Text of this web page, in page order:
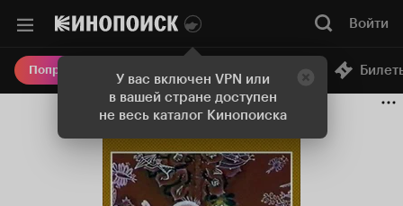
У вас включен VPN или
в вашей стране доступен
не весь каталог Кинопоиска
Войти
Попробовать Плюс Онлайн-кинотеатр